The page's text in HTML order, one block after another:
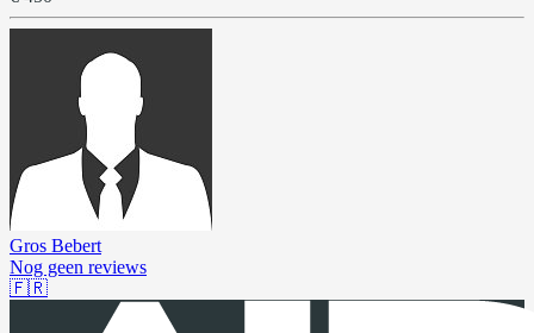
Gros Bebert
Nog geen reviews
🇫🇷